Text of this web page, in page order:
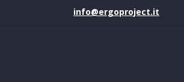
info@ergoproject.it